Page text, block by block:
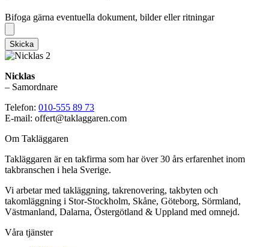
Bifoga gärna eventuella dokument, bilder eller ritningar
Skicka
Nicklas
– Samordnare
Telefon: 010-555 89 73
E-mail: offert@taklaggaren.com
Om Takläggaren
Takläggaren är en takfirma som har över 30 års erfarenhet inom
takbranschen i hela Sverige.
Vi arbetar med takläggning, takrenovering, takbyten och
takomläggning i Stor-Stockholm, Skåne, Göteborg, Sörmland,
Västmanland, Dalarna, Östergötland & Uppland med omnejd.
Våra tjänster